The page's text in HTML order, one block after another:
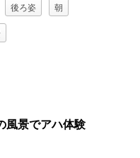
後ろ姿 朝
風景でアハ体験